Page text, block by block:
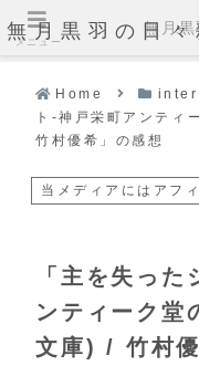
無月黒羽の日
Home
ト-神戸栄町アンテ
竹村優希」の感想
当メディアにはアフ
「主を失っ
ンティーク堂
文庫) / 竹村
メニュー
無月